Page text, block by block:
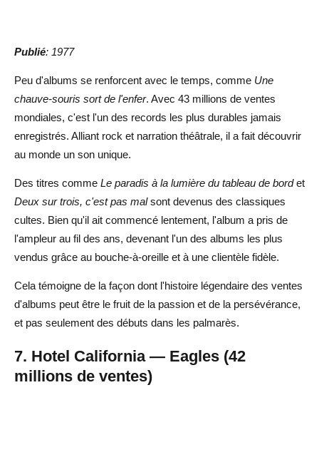
Publié: 1977
Peu d'albums se renforcent avec le temps, comme Une
chauve-souris sort de l'enfer. Avec 43 millions de ventes
mondiales, c'est l'un des records les plus durables jamais
enregistrés. Alliant rock et narration théâtrale, il a fait découvrir
au monde un son unique.
Des titres comme Le paradis à la lumière du tableau de bordet
Deux sur trois, c'est pas malsont devenus des classiques
cultes. Bien qu'il ait commencé lentement, l'album a pris de
l'ampleur au fil des ans, devenant l'un des albums les plus
vendus grâce au bouche-à-oreille et à une clientèle fidèle.
Cela témoigne de la façon dont l'histoire légendaire des ventes
d'albums peut être le fruit de la passion et de la persévérance,
et pas seulement des débuts dans les palmarès.
7. Hotel California — Eagles (42
millions de ventes)